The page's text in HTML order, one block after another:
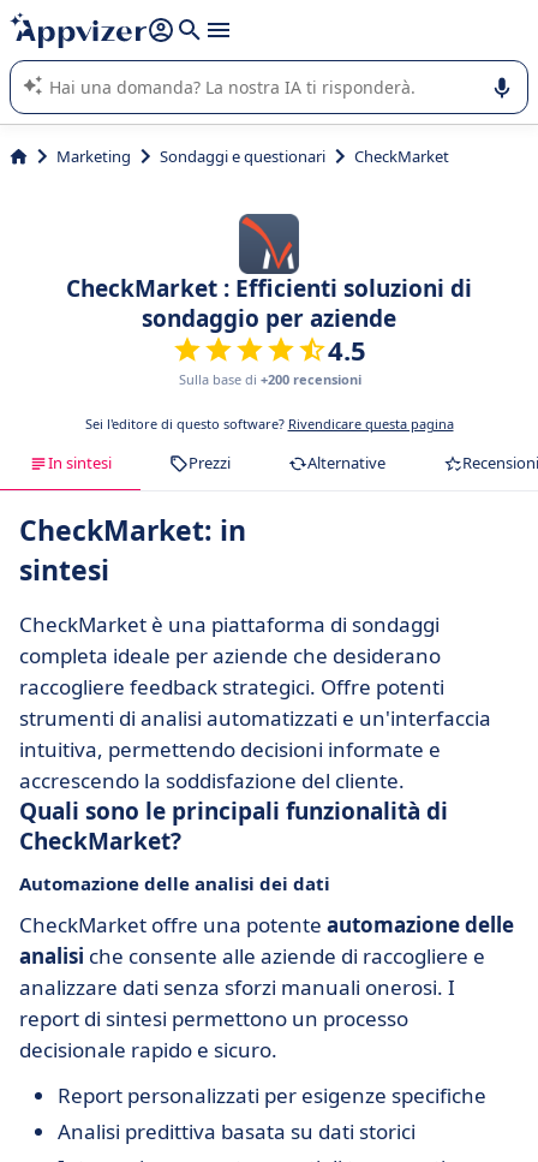
righe con
shift + enter
L'IA di Appvizer vi guida nell'utilizzo o nella scelta di un
software SaaS per la vostra azienda.
Marketing Sondaggi e questionari CheckMarket
CheckMarket : Efficienti soluzioni di
sondaggio per aziende
4.5
Sulla base di +200 recensioni
Sei l'editore di questo software? Rivendicare questa pagina
In sintesi Prezzi Alternative Recensioni
CheckMarket: in
sintesi
CheckMarket è una piattaforma di sondaggi
completa ideale per aziende che desiderano
raccogliere feedback strategici. Offre potenti
strumenti di analisi automatizzati e un'interfaccia
intuitiva, permettendo decisioni informate e
accrescendo la soddisfazione del cliente.
Quali sono le principali funzionalità di
CheckMarket?
Automazione delle analisi dei dati
CheckMarket offre una potente automazione delle
analisi che consente alle aziende di raccogliere e
analizzare dati senza sforzi manuali onerosi. I
report di sintesi permettono un processo
decisionale rapido e sicuro.
Report personalizzati per esigenze specifiche
Analisi predittiva basata su dati storici